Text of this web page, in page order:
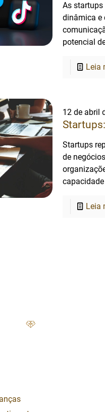
As startups
dinâmica e
potencial
Leia
12 de abril
Startups
de
Leia